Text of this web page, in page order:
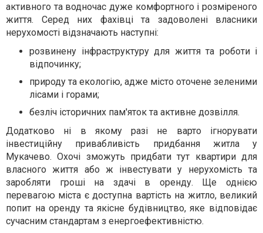
активного та водночас дуже комфортного і розміреного
життя. Серед них фахівці та задоволені власники
нерухомості відзначають наступні:
розвинену інфраструктуру для життя та роботи і
відпочинку;
природу та екологію, адже місто оточене зеленими
лісами і горами;
безліч історичних пам'яток та активне дозвілля.
Додатково ні в якому разі не варто ігнорувати
інвестиційну привабливість придбання житла у
Мукачево. Охочі зможуть придбати тут квартири для
власного життя або ж інвестувати у нерухомість та
заробляти гроші на здачі в оренду. Ще однією
перевагою міста є доступна вартість на житло, великий
попит на оренду та якісне будівництво, яке відповідає
сучасним стандартам з енергоефективністю.